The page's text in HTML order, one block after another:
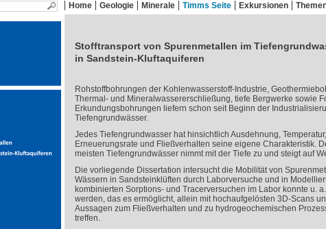
Home Geologie Minerale Timms Seite Exkursionen
Stofftransport von Spurenmetallen im
in Sandstein-Kluftaquiferen
Rohstoffbohrungen der Kohlenwasserstoff-Industrie,
Thermal- und Mineralwassererschließung, tiefe Bergwerke sowie
Erkundungsbohrungen liefern schon seit Beginn der
Tiefengrundwässer.
Jedes Tiefengrundwasser hat hinsichtlich Ausdehnung,
Erneuerungsrate und Fließverhalten seine eigene Charakteristik.
meisten Tiefengrundwässer nimmt mit der Tiefe zu und steigt auf
Die vorliegende Dissertation intersucht die Mobilität von
Wässern in Sandsteinklüften durch Laborversuche und in
kombinierten Sorptions- und Tracerversuchen im Labor konnte u.
werden, das es ermöglicht, allein mit hochaufgelösten 3D-Scans
Aussagen zum Fließverhalten und zu hydrogeochemischen
treffen.